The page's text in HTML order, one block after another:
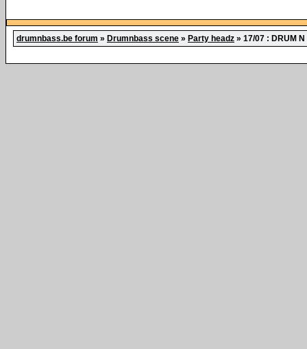
drumnbass.be forum » Drumnbass scene » Party headz » 17/07 : DRUM